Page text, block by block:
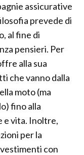
assicurative
prevede di
al fine di
pensieri. Per
alla sua
che vanno dalla
moto (ma
fino alla
e vita. Inoltre,
per la
con